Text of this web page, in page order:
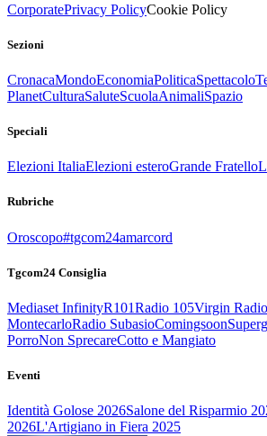
CorporatePrivacy PolicyCookie Policy
Sezioni
CronacaMondoEconomiaPoliticaSpettacolo
PlanetCulturaSaluteScuolaAnimaliSpazio
Speciali
Elezioni ItaliaElezioni esteroGrande Fratello
Rubriche
Oroscopo#tgcom24amarcord
Tgcom24 Consiglia
Mediaset InfinityR101Radio 105Virgin Radio
MontecarloRadio SubasioComingsoon
PorroNon SprecareCotto e Mangiato
Eventi
Identità Golose 2026Salone del Risparmio
2026L'Artigiano in Fiera 2025